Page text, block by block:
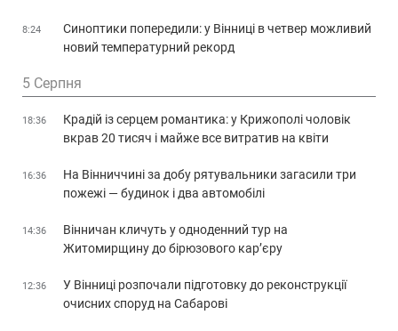
8:24
Синоптики попередили: у Вінниці в четвер можливий
новий температурний рекорд
5 Серпня
18:36
Крадій із серцем романтика: у Крижополі чоловік
вкрав 20 тисяч і майже все витратив на квіти
16:36
На Вінниччині за добу рятувальники загасили три
пожежі — будинок і два автомобілі
14:36
Вінничан кличуть у одноденний тур на
Житомирщину до бірюзового кар’єру
12:36
У Вінниці розпочали підготовку до реконструкції
очисних споруд на Сабарові